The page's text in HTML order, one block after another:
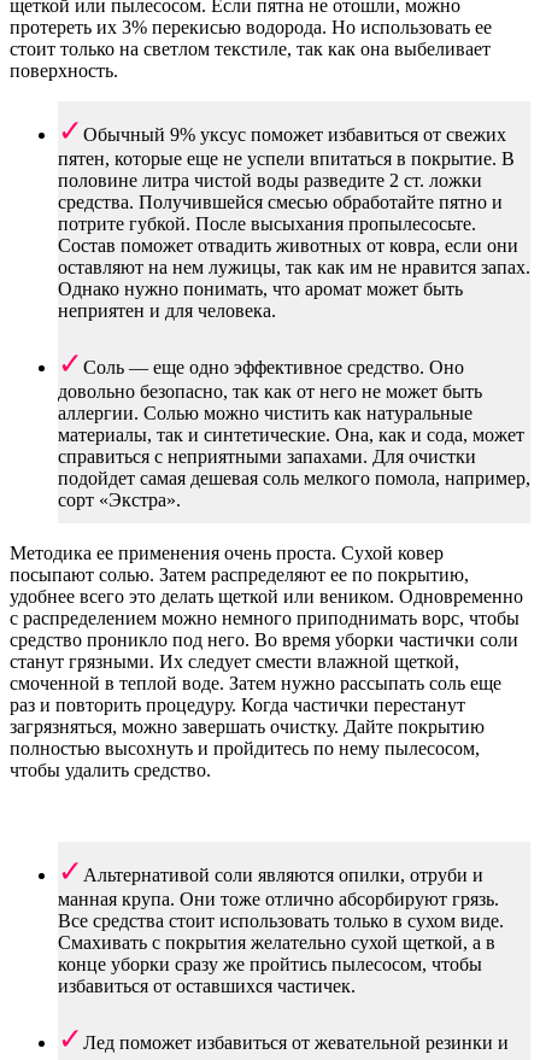
щеткой или пылесосом. Если пятна не отошли, можно
протереть их 3% перекисью водорода. Но использовать ее
стоит только на светлом текстиле, так как она выбеливает
поверхность.
Обычный 9% уксус поможет избавиться от свежих
пятен, которые еще не успели впитаться в покрытие. В
половине литра чистой воды разведите 2 ст. ложки
средства. Получившейся смесью обработайте пятно и
потрите губкой. После высыхания пропылесосьте.
Состав поможет отвадить животных от ковра, если они
оставляют на нем лужицы, так как им не нравится запах.
Однако нужно понимать, что аромат может быть
неприятен и для человека.
Соль — еще одно эффективное средство. Оно
довольно безопасно, так как от него не может быть
аллергии. Солью можно чистить как натуральные
материалы, так и синтетические. Она, как и сода, может
справиться с неприятными запахами. Для очистки
подойдет самая дешевая соль мелкого помола, например,
сорт «Экстра».
Методика ее применения очень проста. Сухой ковер
посыпают солью. Затем распределяют ее по покрытию,
удобнее всего это делать щеткой или веником. Одновременно
с распределением можно немного приподнимать ворс, чтобы
средство проникло под него. Во время уборки частички соли
станут грязными. Их следует смести влажной щеткой,
смоченной в теплой воде. Затем нужно рассыпать соль еще
раз и повторить процедуру. Когда частички перестанут
загрязняться, можно завершать очистку. Дайте покрытию
полностью высохнуть и пройдитесь по нему пылесосом,
чтобы удалить средство.
Альтернативой соли являются опилки, отруби и
манная крупа. Они тоже отлично абсорбируют грязь.
Все средства стоит использовать только в сухом виде.
Смахивать с покрытия желательно сухой щеткой, а в
конце уборки сразу же пройтись пылесосом, чтобы
избавиться от оставшихся частичек.
Лед поможет избавиться от жевательной резинки и